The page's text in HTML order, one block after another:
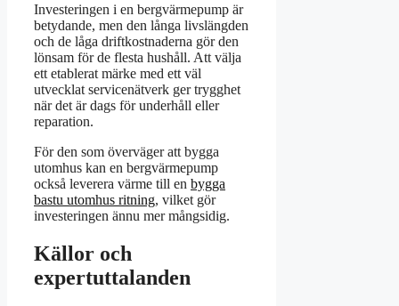
Investeringen i en bergvärmepump är
betydande, men den långa livslängden
och de låga driftkostnaderna gör den
lönsam för de flesta hushåll. Att välja
ett etablerat märke med ett väl
utvecklat servicenätverk ger trygghet
när det är dags för underhåll eller
reparation.
För den som överväger att bygga
utomhus kan en bergvärmepump
också leverera värme till en bygga
bastu utomhus ritning, vilket gör
investeringen ännu mer mångsidig.
Källor och
expertuttalanden